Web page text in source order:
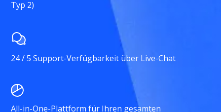
Typ 2)
24 / 5 Support-Verfügbarkeit über Live-Chat
All-in-One-Plattform für Ihren gesamten